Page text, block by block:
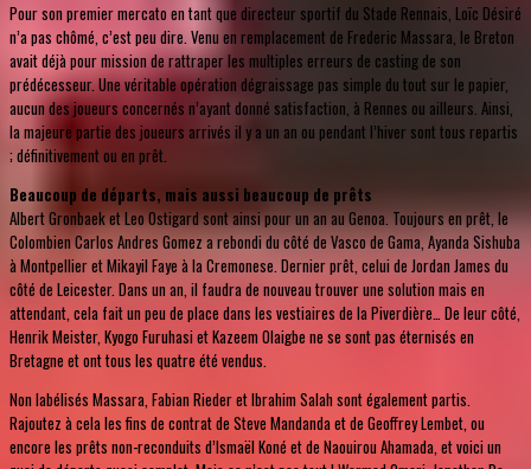
Pour son premier mercato en tant que directeur sportif du Stade Rennais, Loïc Désiré
n’a pas chômé, c’est peu dire. Venu en remplacement de Frederic Massara, le Breton
avait déjà pour mission de rattraper les multiples erreurs de casting de son
prédécesseur. Une véritable opération dégraissage pas simple du tout sur le papier,
aucun des joueurs concernés n’ayant donné satisfaction, à Rennes ou ailleurs. Ainsi,
la majeure partie des joueurs arrivés il y a un an ou pendant l’hiver sont tous repartis
; définitivement ou en prêt.
Beaucoup de départs, mais aussi beaucoup de prêts
Albert Gronbaek et Leo Ostigard sont ainsi pour un an au Genoa. Toujours en prêt, le
Colombien Carlos Andres Gomez a rebondi du côté de Vasco de Gama, Ayanda Sishuba
à Montpellier et Mikayil Faye à la Cremonese. Dernier prêt, celui de Jordan James du
côté de Leicester. Dans un an, il faudra de nouveau trouver une solution mais en
attendant, cela fait un peu de place dans les vestiaires de la Piverdière… De leur côté,
Henrik Meister, Kyogo Furuhasi et Kazeem Olaigbe ne se sont pas éternisés en
Bretagne et ont tous les quatre été vendus.
Non labélisés Massara, Fabian Rieder et Ibrahim Salah sont également partis.
Rajoutez à cela les fins de contrat de Steve Mandanda et de Geoffrey Lembet, ou
encore les prêts non-reconduits d’Ismaël Koné et de Naouirou Ahamada, et voici un